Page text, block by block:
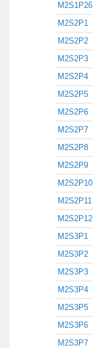
M2S1P26
M2S2P1
M2S2P2
M2S2P3
M2S2P4
M2S2P5
M2S2P6
M2S2P7
M2S2P8
M2S2P9
M2S2P10
M2S2P11
M2S2P12
M2S3P1
M2S3P2
M2S3P3
M2S3P4
M2S3P5
M2S3P6
M2S3P7